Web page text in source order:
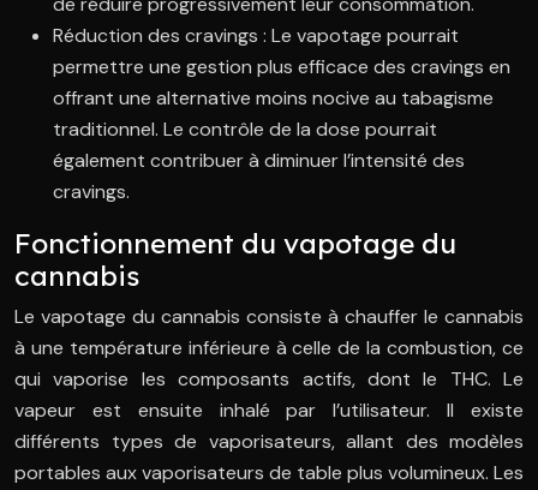
Réduction des cravings : Le vapotage pourrait
permettre une gestion plus efficace des cravings en
offrant une alternative moins nocive au tabagisme
traditionnel. Le contrôle de la dose pourrait
également contribuer à diminuer l’intensité des
cravings.
Fonctionnement du vapotage du
cannabis
Le vapotage du cannabis consiste à chauffer le cannabis
à une température inférieure à celle de la combustion, ce
qui vaporise les composants actifs, dont le THC. Le
vapeur est ensuite inhalé par l’utilisateur. Il existe
différents types de vaporisateurs, allant des modèles
portables aux vaporisateurs de table plus volumineux. Les